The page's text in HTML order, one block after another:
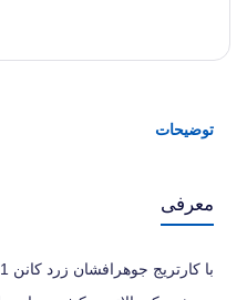
توضیحات
معرفی